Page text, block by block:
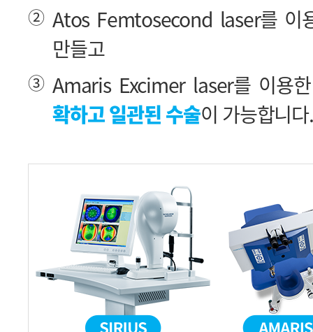
② Atos Femtosecond laser를 이
만들고
③ Amaris Excimer laser를 이용
확하고 일관된 수술이 가능합니다.